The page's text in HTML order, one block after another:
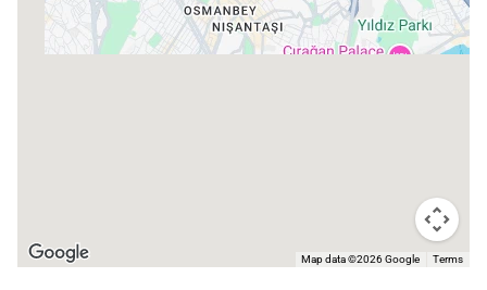
Map data ©2026 Google Terms